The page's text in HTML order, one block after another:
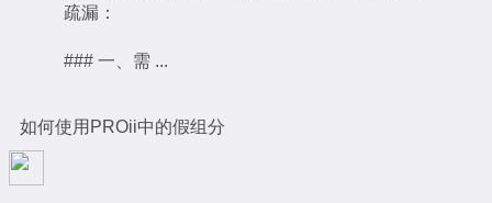
疏漏：
### 一、需 ...
如何使用PROii中的假组分